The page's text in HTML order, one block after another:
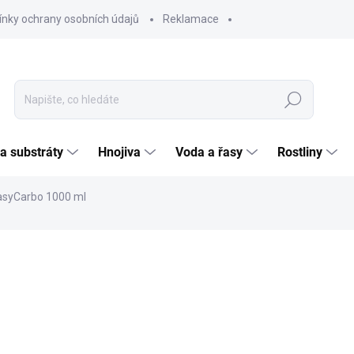
ochrany osobních údajů Reklamace
Hledat
substráty Hnojiva Voda a řasy Rostliny
1000 ml